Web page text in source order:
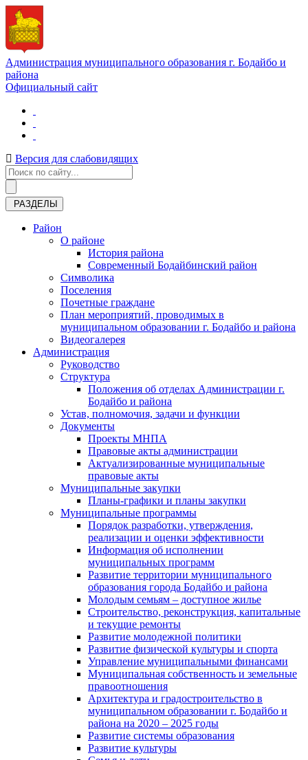
Администрация муниципального образования г. Бодайбо и
района
Официальный сайт
Версия для слабовидящих
РАЗДЕЛЫ
Район
О районе
История района
Современный Бодайбинский район
Символика
Поселения
Почетные граждане
План мероприятий, проводимых в
муниципальном образовании г. Бодайбо и района
Видеогалерея
Администрация
Руководство
Структура
Положения об отделах Администрации г.
Бодайбо и района
Устав, полномочия, задачи и функции
Документы
Проекты МНПА
Правовые акты администрации
Актуализированные муниципальные
правовые акты
Муниципальные закупки
Планы-графики и планы закупки
Муниципальные программы
Порядок разработки, утверждения,
реализации и оценки эффективности
Информация об исполнении
муниципальных программ
Развитие территории муниципального
образования города Бодайбо и района
Молодым семьям – доступное жилье
Строительство, реконструкция, капитальные
и текущие ремонты
Развитие молодежной политики
Развитие физической культуры и спорта
Управление муниципальными финансами
Муниципальная собственность и земельные
правоотношения
Архитектура и градостроительство в
муниципальном образовании г. Бодайбо и
района на 2020 – 2025 годы
Развитие системы образования
Развитие культуры